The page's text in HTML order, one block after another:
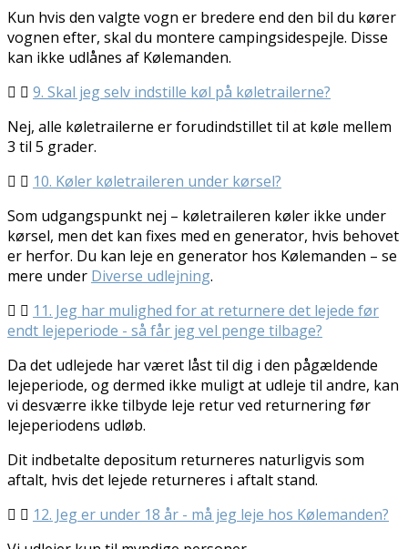
Kun hvis den valgte vogn er bredere end den bil du kører
vognen efter, skal du montere campingsidespejle. Disse
kan ikke udlånes af Kølemanden.
9. Skal jeg selv indstille køl på køletrailerne?
Nej, alle køletrailerne er forudindstillet til at køle mellem
3 til 5 grader.
10. Køler køletraileren under kørsel?
Som udgangspunkt nej – køletraileren køler ikke under
kørsel, men det kan fixes med en generator, hvis behovet
er herfor. Du kan leje en generator hos Kølemanden – se
mere under Diverse udlejning.
11. Jeg har mulighed for at returnere det lejede før
endt lejeperiode - så får jeg vel penge tilbage?
Da det udlejede har været låst til dig i den pågældende
lejeperiode, og dermed ikke muligt at udleje til andre, kan
vi desværre ikke tilbyde leje retur ved returnering før
lejeperiodens udløb.
Dit indbetalte depositum returneres naturligvis som
aftalt, hvis det lejede returneres i aftalt stand.
12. Jeg er under 18 år - må jeg leje hos Kølemanden?